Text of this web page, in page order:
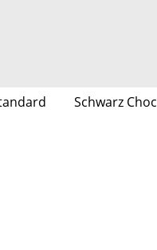
Schwarz Choc